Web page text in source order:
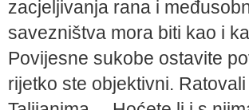
zacjeljivanja rana i
savezništva mora biti kao i
Povijesne sukobe ostavite
rijetko ste objektivni.